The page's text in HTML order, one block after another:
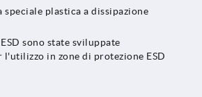
speciale plastica a dissipazione
sono state sviluppate
l'utilizzo in zone di protezione ESD